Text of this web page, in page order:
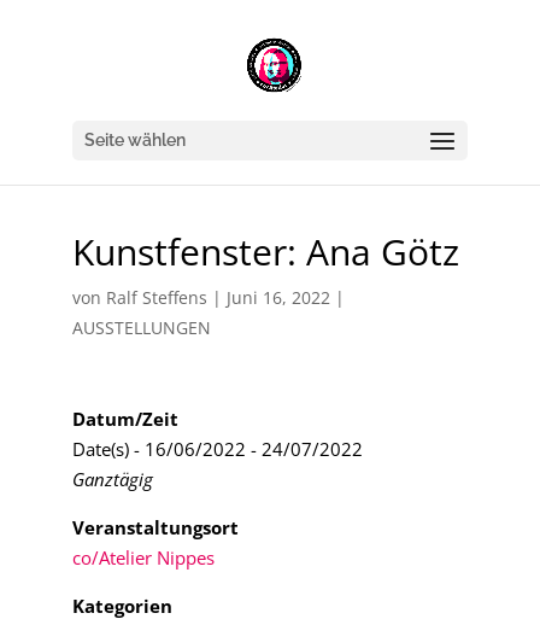
Seite wählen
Kunstfenster: Ana Götz
von Ralf Steffens | Juni 16, 2022|
AUSSTELLUNGEN
Datum/Zeit
Date(s) - 16/06/2022 - 24/07/2022
Ganztägig
Veranstaltungsort
co/Atelier Nippes
Kategorien